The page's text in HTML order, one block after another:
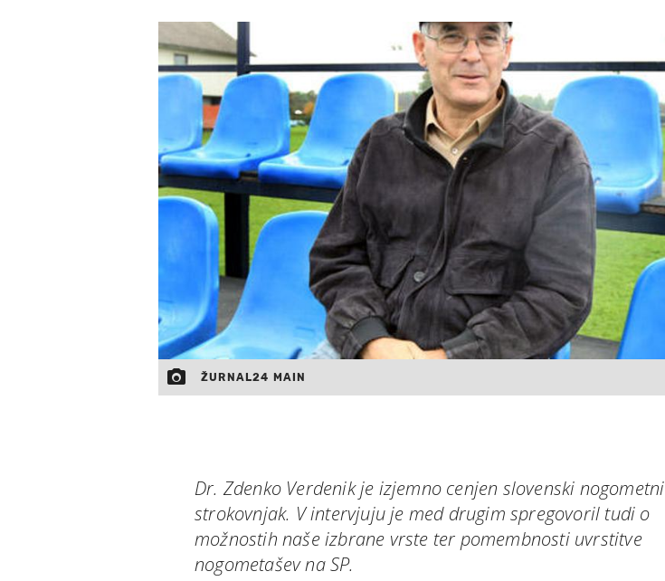
ŽURNAL24 MAIN
Dr. Zdenko Verdenik je izjemno cenjen slovenski nogometni
strokovnjak. V intervjuju je med drugim spregovoril tudi o
možnostih naše izbrane vrste ter pomembnosti uvrstitve
nogometašev na SP.